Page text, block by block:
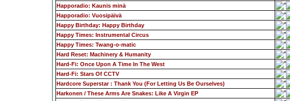
Happoradio: Kaunis minä
Happoradio: Vuosipäivä
Happy Birthday: Happy Birthday
Happy Times: Instrumental Circus
Happy Times: Twang-o-matic
Hard Reset: Machinery & Humanity
Hard-Fi: Once Upon A Time In The West
Hard-Fi: Stars Of CCTV
Hardcore Superstar : Thank You (For Letting Us Be Ourselves)
Harkonen / These Arms Are Snakes: Like A Virgin EP